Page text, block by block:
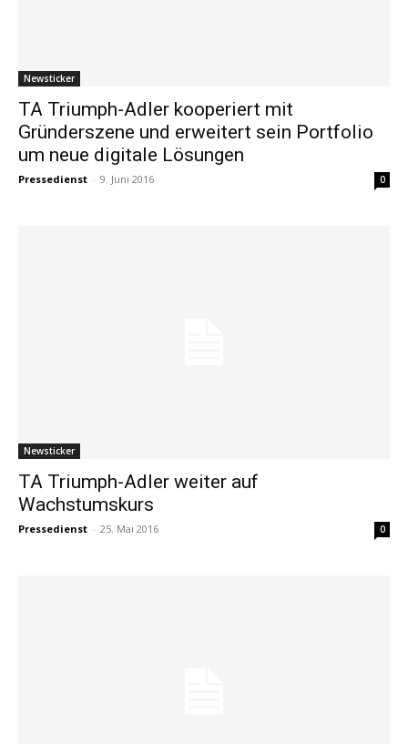
Newsticker
TA Triumph-Adler kooperiert mit
Gründerszene und erweitert sein Portfolio
um neue digitale Lösungen
Pressedienst - 9. Juni 2016 0
Newsticker
TA Triumph-Adler weiter auf
Wachstumskurs
Pressedienst - 25. Mai 2016 0